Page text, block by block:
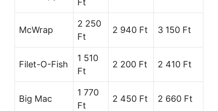
Ft
McWrap
2 250
Ft
2 940 Ft 3 150 Ft
Filet-O-Fish
1 510
Ft
2 200 Ft 2 410 Ft
Big Mac
1 770
Ft
2 450 Ft 2 660 Ft